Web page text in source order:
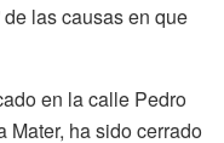
las causas en que
en la calle Pedro
Mater, ha sido cerrado